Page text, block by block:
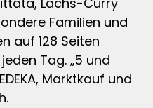
Familien und
auf 128 Seiten
Tag. „5 und
Marktkauf und